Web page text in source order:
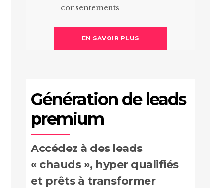
consentements
EN SAVOIR PLUS
Génération de leads
premium
Accédez à des leads
« chauds », hyper qualifiés
et prêts à transformer